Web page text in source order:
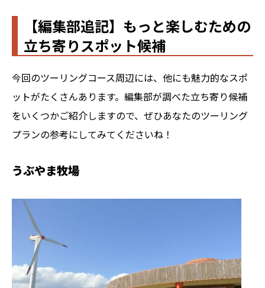
【編集部追記】もっと楽しむための
立ち寄りスポット候補
今回のツーリングコース周辺には、他にも魅力的なスポ
ットがたくさんあります。編集部が調べた立ち寄り候補
をいくつかご紹介しますので、ぜひあなたのツーリング
プランの参考にしてみてくださいね！
うぶやま牧場